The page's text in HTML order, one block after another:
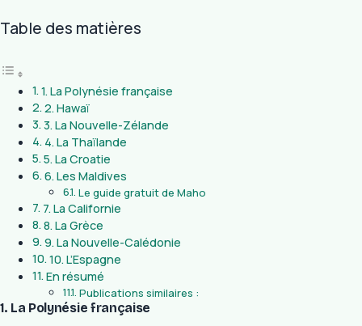
Table des matières
1. La Polynésie française
2. Hawaï
3. La Nouvelle-Zélande
4. La Thaïlande
5. La Croatie
6. Les Maldives
Le guide gratuit de Maho
7. La Californie
8. La Grèce
9. La Nouvelle-Calédonie
10. L’Espagne
En résumé
Publications similaires :
1. La Polynésie française